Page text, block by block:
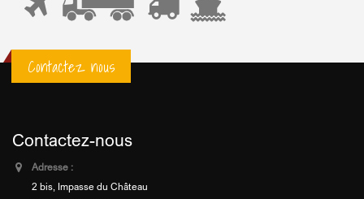
Contactez nous
Contactez-nous
Adresse :
2 bis, Impasse du Château